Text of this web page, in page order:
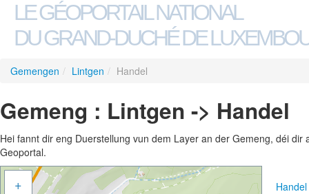
LE GÉOPORTAIL NATIONAL
DU GRAND-DUCHÉ DE
Gemengen / Lintgen / Handel
Gemeng : Lintgen -> Handel
Hei fannt dir eng Duerstellung vun dem Layer an der Gemeng, déi
Geoportal.
+